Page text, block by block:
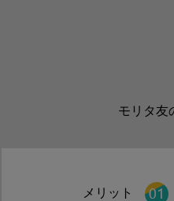
モリタ友
メリット